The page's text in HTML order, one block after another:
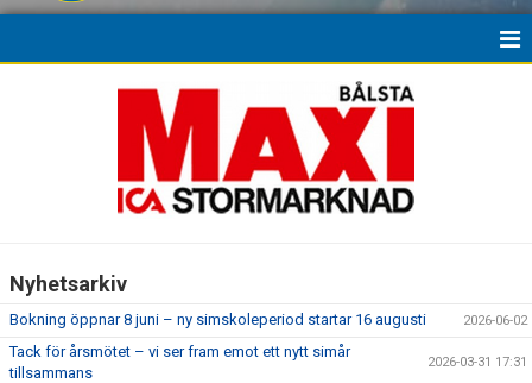
BOKNING AV PLATS
INFORMATION OM MEDLEMSAPPEN
Nyhetsarkiv
Bokning öppnar 8 juni – ny simskoleperiod startar 16 augusti 2026-06-02
Tack för årsmötet – vi ser fram emot ett nytt simår
tillsammans
2026-03-31 17:31